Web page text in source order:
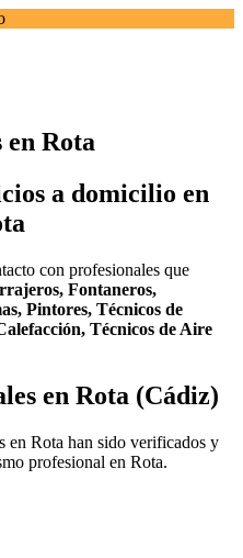
en Rota
a domicilio en
con profesionales que
Fontaneros,
Pintores, Técnicos de
Técnicos de Aire
en Rota (Cádiz)
en Rota han sido verificados y
profesional en Rota.